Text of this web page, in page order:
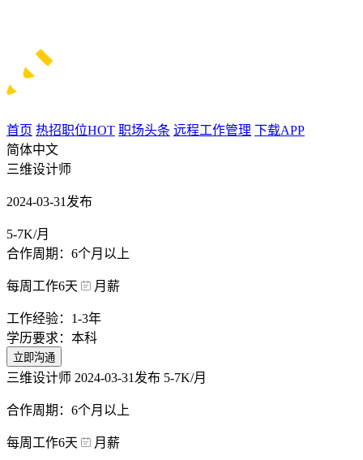
首页 热招职位HOT 职场头条 远程工作管理 下载APP
简体中文
三维设计师
2024-03-31发布
5-7K/月
合作周期：6个月以上
每周工作6天 月薪
工作经验：1-3年
学历要求：本科
立即沟通
三维设计师 2024-03-31发布 5-7K/月
合作周期：6个月以上
每周工作6天 月薪